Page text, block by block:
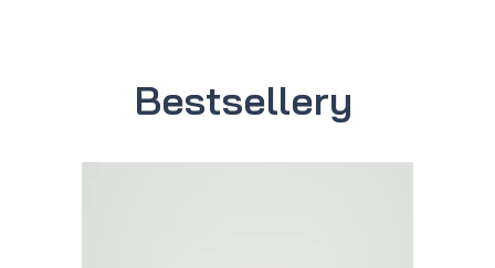
Bestsellery